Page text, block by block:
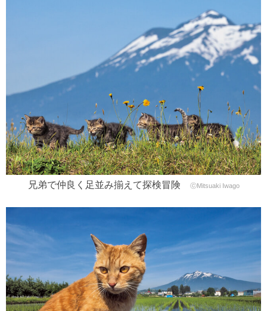
兄弟で仲良く足並み揃えて探検冒険 ⓒMitsuaki Iwago